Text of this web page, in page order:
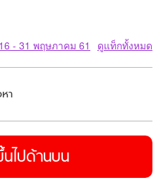
- 31 พฤษภาคม 61 ดูแท็กทั้งหมด
า
ไปด้านบน